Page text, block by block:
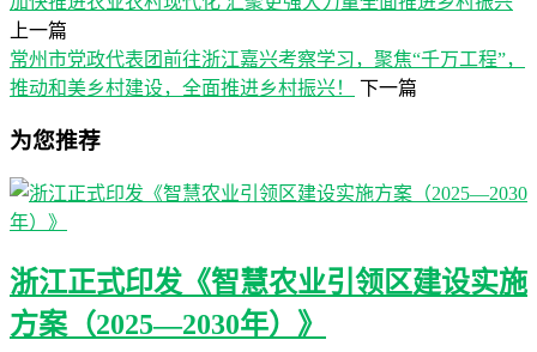
上一篇
常州市党政代表团前往浙江嘉兴考察学习，聚焦“千万工程”，
推动和美乡村建设，全面推进乡村振兴！
下一篇
为您推荐
浙江正式印发《智慧农业引领区建设实施
方案（2025—2030年）》